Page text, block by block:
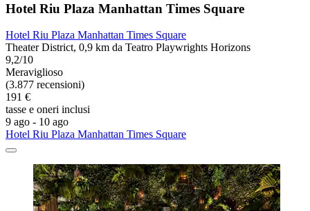
Hotel Riu Plaza Manhattan Times Square
Hotel Riu Plaza Manhattan Times Square
Theater District, 0,9 km da Teatro Playwrights Horizons
9,2/10
Meraviglioso
(3.877 recensioni)
191 €
tasse e oneri inclusi
9 ago - 10 ago
Hotel Riu Plaza Manhattan Times Square